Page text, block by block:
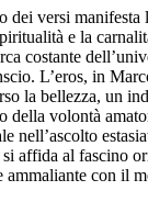
dei versi manifesta
e la
costante
L’eros, in
la bellezza, un
della volontà
nell’ascolto
si affida al fascino
ammaliante con il